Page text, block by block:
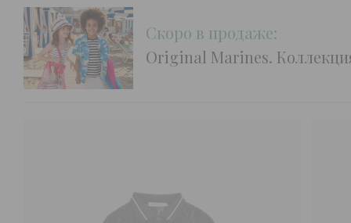
Скоро в продаже:
Original Marines.